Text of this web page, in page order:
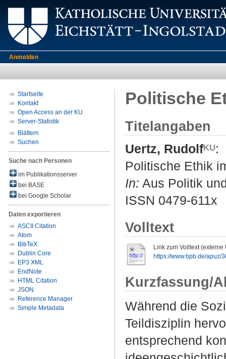
Anmelden
Startseite
Kontakt
Open Access an der KU
Server-Statistik
Blättern
Suchen
Suche nach Personen
im Publikationsserver
bei BASE
bei Google Scholar
Daten exportieren
ASCII Citation
Atom
BibTeX
Dublin Core
EP3 XML
EndNote
HTML Citation
JSON
Reference Manager
Simple Metadata
Politische
Titelangaben
Uertz, Rudolf
:
Politische Ethik
In: Aus Politik
ISSN 0479-611x
Volltext
Link zum Volltext (externe
https://www.bpb.de/apuz/
Kurzfassung/
Während die
Teildisziplin
entsprechend